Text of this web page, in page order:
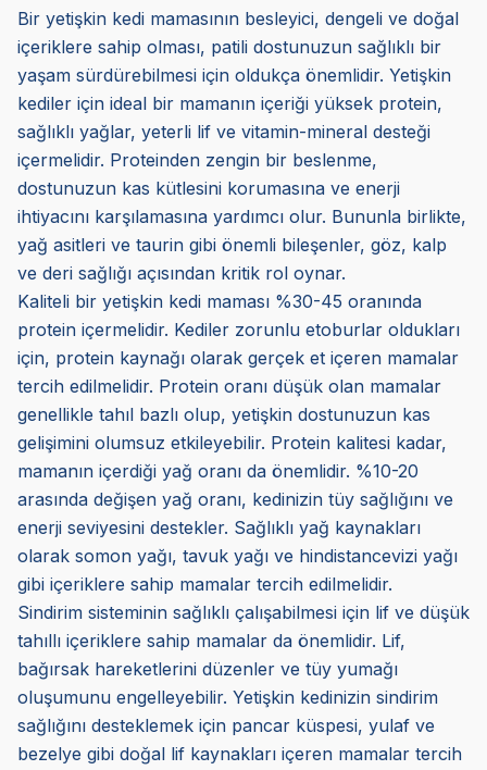
Bir yetişkin kedi mamasının besleyici, dengeli ve doğal
içeriklere sahip olması, patili dostunuzun sağlıklı bir
yaşam sürdürebilmesi için oldukça önemlidir. Yetişkin
kediler için ideal bir mamanın içeriği yüksek protein,
sağlıklı yağlar, yeterli lif ve vitamin-mineral desteği
içermelidir. Proteinden zengin bir beslenme,
dostunuzun kas kütlesini korumasına ve enerji
ihtiyacını karşılamasına yardımcı olur. Bununla birlikte,
yağ asitleri ve taurin gibi önemli bileşenler, göz, kalp
ve deri sağlığı açısından kritik rol oynar.
Kaliteli bir yetişkin kedi maması %30-45 oranında
protein içermelidir. Kediler zorunlu etoburlar oldukları
için, protein kaynağı olarak gerçek et içeren mamalar
tercih edilmelidir. Protein oranı düşük olan mamalar
genellikle tahıl bazlı olup, yetişkin dostunuzun kas
gelişimini olumsuz etkileyebilir. Protein kalitesi kadar,
mamanın içerdiği yağ oranı da önemlidir. %10-20
arasında değişen yağ oranı, kedinizin tüy sağlığını ve
enerji seviyesini destekler. Sağlıklı yağ kaynakları
olarak somon yağı, tavuk yağı ve hindistancevizi yağı
gibi içeriklere sahip mamalar tercih edilmelidir.
Sindirim sisteminin sağlıklı çalışabilmesi için lif ve düşük
tahıllı içeriklere sahip mamalar da önemlidir. Lif,
bağırsak hareketlerini düzenler ve tüy yumağı
oluşumunu engelleyebilir. Yetişkin kedinizin sindirim
sağlığını desteklemek için pancar küspesi, yulaf ve
bezelye gibi doğal lif kaynakları içeren mamalar tercih